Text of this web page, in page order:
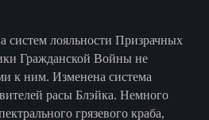
систем лояльности Призрачных
Гражданской Войны не
к ним. Изменена система
расы Блэйка. Немного
грязевого краба,